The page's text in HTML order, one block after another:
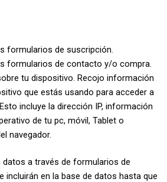
formularios de suscripción.
formularios de contacto y/o compra.
tu dispositivo. Recojo información
que estás usando para acceder a
incluye la dirección IP, información
de tu pc, móvil, Tablet o
navegador.
datos a través de formularios de
incluirán en la base de datos hasta que